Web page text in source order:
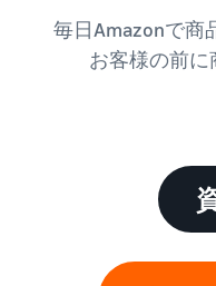
毎日Amazonで商
お客様の前に